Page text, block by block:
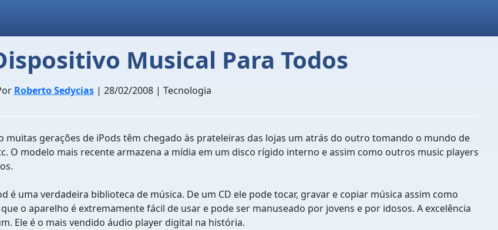
Musical Para Todos
Roberto Sedycias| 28/02/2008 | Tecnologia
muitas gerações de iPods têm chegado às prateleiras das lojas um atrás do outro tomando o mundo de
O modelo mais recente armazena a mídia em um disco rígido interno e assim como outros music players
é uma verdadeira biblioteca de música. De um CD ele pode tocar, gravar e copiar música assim como
o aparelho é extremamente fácil de usar e pode ser manuseado por jovens e por idosos. A excelência
Ele é o mais vendido áudio player digital na história.